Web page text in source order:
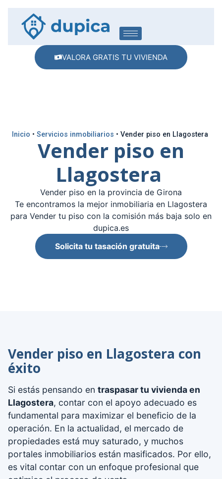
VALORA GRATIS TU VIVIENDA
Inicio • Servicios inmobiliarios • Vender piso en Llagostera
Vender piso en
Llagostera
Vender piso en la provincia de Girona
Te encontramos la mejor inmobiliaria en Llagostera
para Vender tu piso con la comisión más baja solo en
dupica.es
Solicita tu tasación gratuita
Vender piso en Llagostera con
éxito
Si estás pensando en traspasar tu vivienda en
Llagostera, contar con el apoyo adecuado es
fundamental para maximizar el beneficio de la
operación. En la actualidad, el mercado de
propiedades está muy saturado, y muchos
portales inmobiliarios están masificados. Por ello,
es vital contar con un enfoque profesional que